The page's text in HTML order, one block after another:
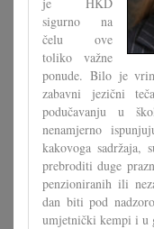
sigurno na
čelu ove
toliko važne
ponude. Bilo je
zabavni jezični
podučavanju u
nenamjerno
kakovoga
prebroditi duge
penzioniranih ili
dan biti pod
umjetnički kempi i u